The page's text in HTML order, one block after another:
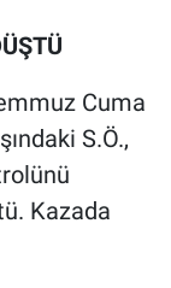
Cuma
S.Ö.,
Kazada